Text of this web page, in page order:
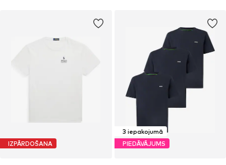
IZPĀRDOŠANA
3 iepakojumā
PIEDĀVĀJUMS